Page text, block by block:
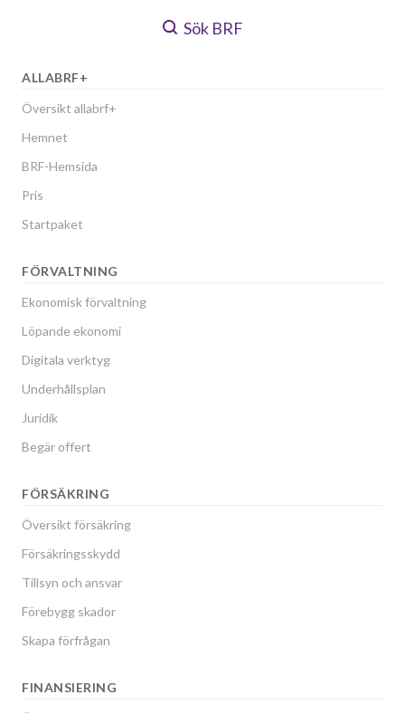
Sök BRF
ALLABRF+
Översikt allabrf+
Hemnet
BRF-Hemsida
Pris
Startpaket
FÖRVALTNING
Ekonomisk förvaltning
Löpande ekonomi
Digitala verktyg
Underhållsplan
Juridik
Begär offert
FÖRSÄKRING
Översikt försäkring
Försäkringsskydd
Tillsyn och ansvar
Förebygg skador
Skapa förfrågan
FINANSIERING